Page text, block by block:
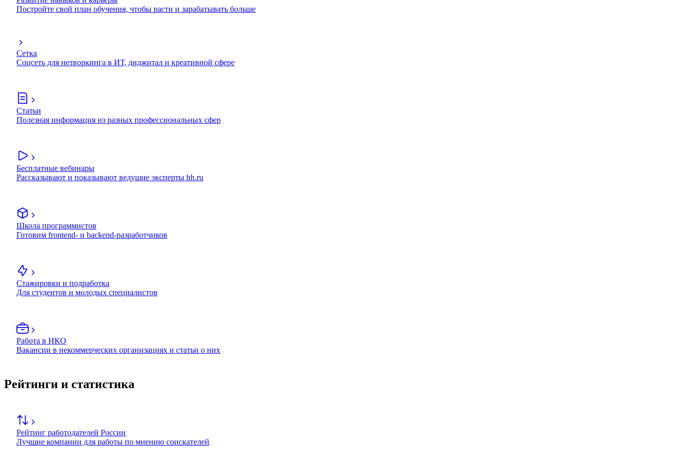
Постройте свой план обучения, чтобы расти и зарабатывать больше
Сетка
Соцсеть для нетворкинга в ИТ, диджитал и креативной сфере
Статьи
Полезная информация из разных профессиональных сфер
Бесплатные вебинары
Рассказывают и показывают ведущие эксперты hh.ru
Школа программистов
Готовим frontend- и backend-разработчиков
Стажировки и подработка
Для студентов и молодых специалистов
Работа в НКО
Вакансии в некоммерческих организациях и статьи о них
Рейтинги и статистика
Рейтинг работодателей России
Лучшие компании для работы по мнению соискателей